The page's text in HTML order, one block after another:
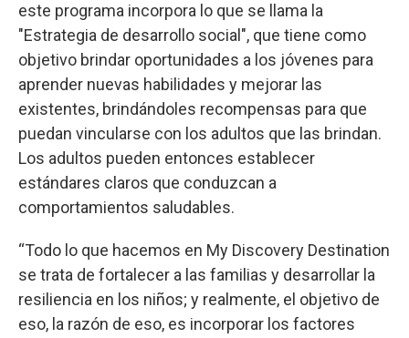
este programa incorpora lo que se llama la
"Estrategia de desarrollo social", que tiene como
objetivo brindar oportunidades a los jóvenes para
aprender nuevas habilidades y mejorar las
existentes, brindándoles recompensas para que
puedan vincularse con los adultos que las brindan.
Los adultos pueden entonces establecer
estándares claros que conduzcan a
comportamientos saludables.
“Todo lo que hacemos en My Discovery Destination
se trata de fortalecer a las familias y desarrollar la
resiliencia en los niños; y realmente, el objetivo de
eso, la razón de eso, es incorporar los factores